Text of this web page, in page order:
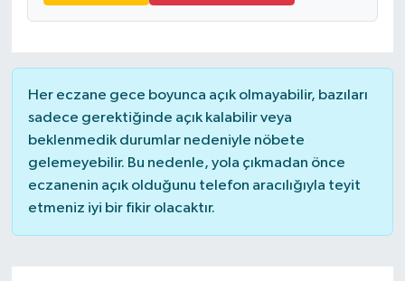
Her eczane gece boyunca açık olmayabilir, bazıları
sadece gerektiğinde açık kalabilir veya
beklenmedik durumlar nedeniyle nöbete
gelemeyebilir. Bu nedenle, yola çıkmadan önce
eczanenin açık olduğunu telefon aracılığıyla teyit
etmeniz iyi bir fikir olacaktır.